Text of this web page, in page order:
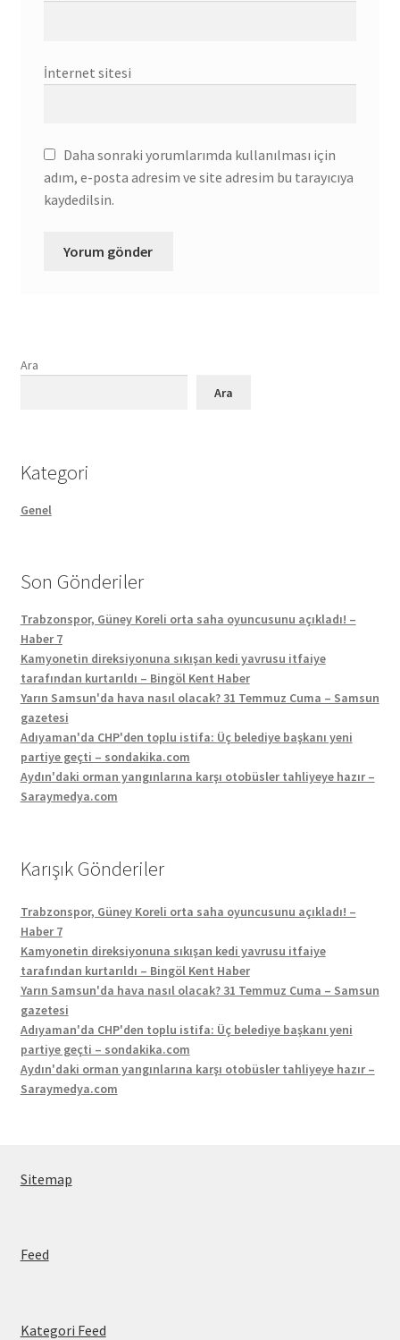
İnternet sitesi
Daha sonraki yorumlarımda kullanılması için
adım, e-posta adresim ve site adresim bu tarayıcıya
kaydedilsin.
Ara
Ara
Kategori
Genel
Son Gönderiler
Trabzonspor, Güney Koreli orta saha oyuncusunu açıkladı! –
Haber 7
Kamyonetin direksiyonuna sıkışan kedi yavrusu itfaiye
tarafından kurtarıldı – Bingöl Kent Haber
Yarın Samsun'da hava nasıl olacak? 31 Temmuz Cuma – Samsun
gazetesi
Adıyaman'da CHP'den toplu istifa: Üç belediye başkanı yeni
partiye geçti – sondakika.com
Aydın'daki orman yangınlarına karşı otobüsler tahliyeye hazır –
Saraymedya.com
Karışık Gönderiler
Trabzonspor, Güney Koreli orta saha oyuncusunu açıkladı! –
Haber 7
Kamyonetin direksiyonuna sıkışan kedi yavrusu itfaiye
tarafından kurtarıldı – Bingöl Kent Haber
Yarın Samsun'da hava nasıl olacak? 31 Temmuz Cuma – Samsun
gazetesi
Adıyaman'da CHP'den toplu istifa: Üç belediye başkanı yeni
partiye geçti – sondakika.com
Aydın'daki orman yangınlarına karşı otobüsler tahliyeye hazır –
Saraymedya.com
Sitemap
Feed
Kategori Feed